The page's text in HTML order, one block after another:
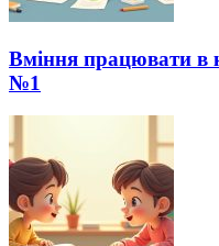
Вміння працювати в
№1